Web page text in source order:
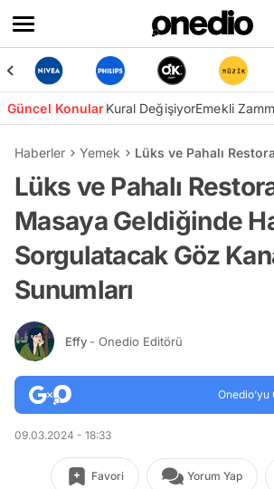
Güncel KonularKural DeğişiyorEmekli
Haberler Yemek Lüks ve Pahalı
Lüks ve Pahalı
Masaya Geldiğinde
Sorgulatacak Göz
Sunumları
Effy - Onedio Editörü
09.03.2024 - 18:33
Favori Yorum Yap